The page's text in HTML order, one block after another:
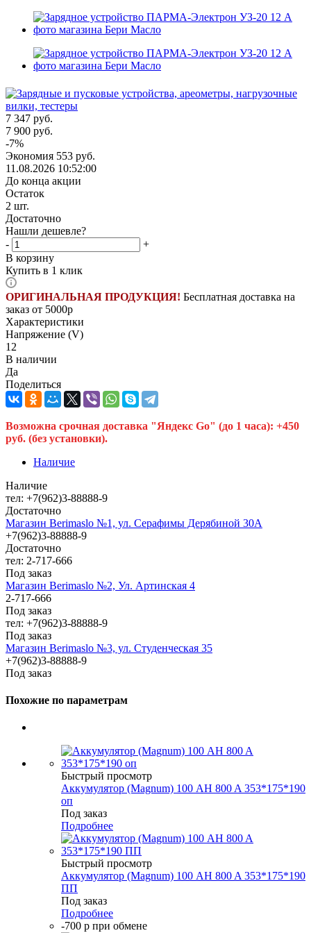
7 347 руб.
7 900 руб.
-7%
Экономия 553 руб.
11.08.2026 10:52:00
До конца акции
Остаток
2 шт.
Достаточно
Нашли дешевле?
-
+
В корзину
Купить в 1 клик
ОРИГИНАЛЬНАЯ ПРОДУКЦИЯ! Бесплатная доставка на
заказ от 5000р
Характеристики
Напряжение (V)
12
В наличии
Да
Поделиться
Возможна срочная доставка "Яндекс Go" (до 1 часа): +450
руб. (без установки).
Наличие
Наличие
тел: +7(962)3-88888-9
Достаточно
Магазин Berimaslo №1, ул. Серафимы Дерябиной 30А
+7(962)3-88888-9
Достаточно
тел: 2-717-666
Под заказ
Магазин Berimaslo №2, Ул. Артинская 4
2-717-666
Под заказ
тел: +7(962)3-88888-9
Под заказ
Магазин Berimaslo №3, ул. Студенческая 35
+7(962)3-88888-9
Под заказ
Похожие по параметрам
Быстрый просмотр
Аккумулятор (Magnum) 100 AH 800 A 353*175*190
оп
Под заказ
Подробнее
Быстрый просмотр
Аккумулятор (Magnum) 100 AH 800 A 353*175*190
ПП
Под заказ
Подробнее
-700 р при обмене